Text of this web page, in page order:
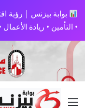
بوابة بيزنس | رؤية
• التأمين • ريادة
القائمة